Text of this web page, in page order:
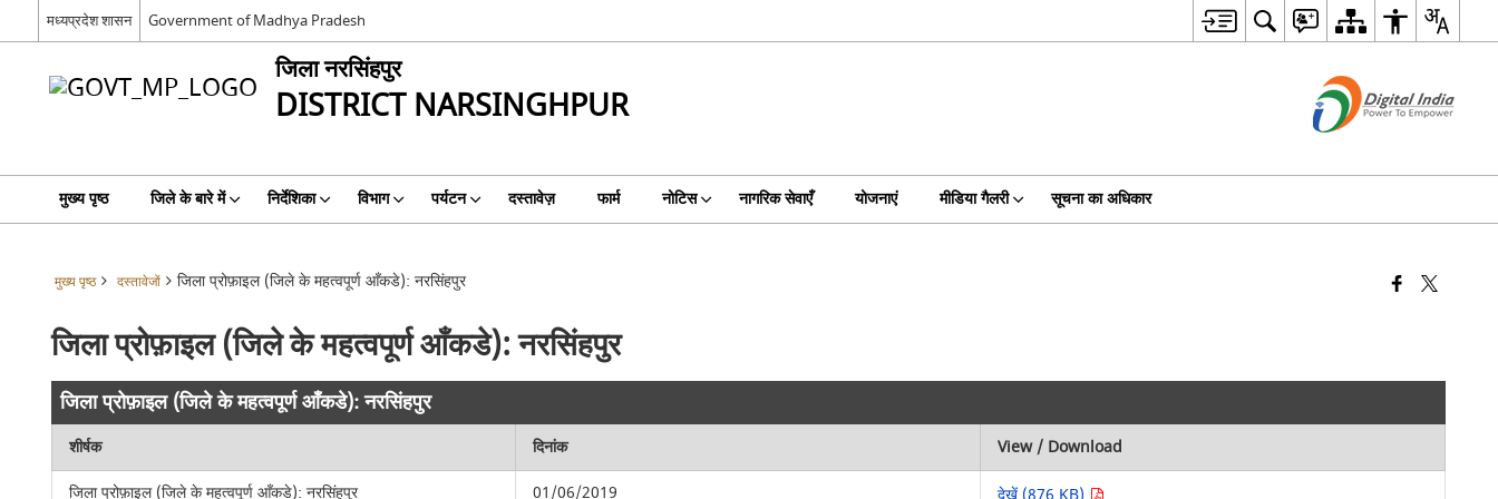
मध्यप्रदेश शासन Government of Madhya Pradesh
जिला नरसिंहपुर
DISTRICT NARSINGHPUR
मुख्य पृष्ठ जिले के बारे में निर्देशिका विभाग पर्यटन दस्तावेज़ फार्म नोटिस नागरिक सेवाएँ योजनाएं मीडिया गैलरी सूचना का अधिकार
मुख्य पृष्ठ दस्तावेजों जिला प्रोफ़ाइल (जिले के महत्वपूर्ण आँकडे): नरसिंहपुर
जिला प्रोफ़ाइल (जिले के महत्वपूर्ण आँकडे): नरसिंहपुर
जिला प्रोफ़ाइल (जिले के महत्वपूर्ण आँकडे): नरसिंहपुर
शीर्षक दिनांक
View / Download
जिला प्रोफ़ाइल (जिले के महत्वपूर्ण आँकडे): नरसिंहपुर
01/06/2019